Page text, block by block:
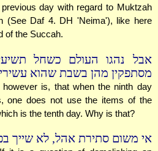
day with regard to Muktzah
(See Daf 4. DH 'Neima'), like here
of the Succah.
אבל נהגו העולם כשחל
מסתפקין מהן בשבת שהוא
however is, that when the ninth day
one does not use the items of the
is the tenth day. Why is that?
אי משום סתירת אהל, לא שייך